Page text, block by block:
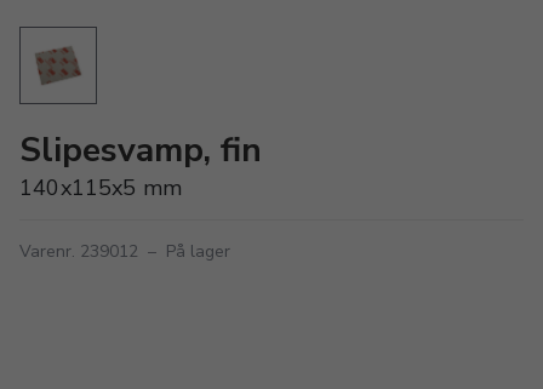
Slipesvamp, fin
140x115x5 mm
Varenr. 239012 – På lager